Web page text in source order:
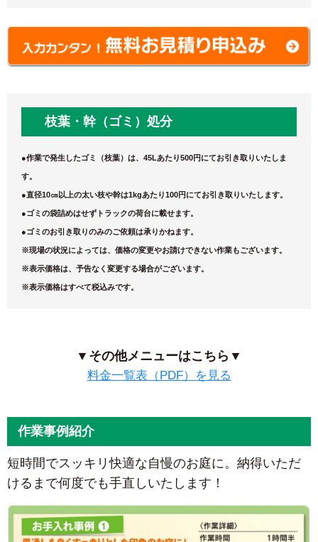
枝葉・幹（ゴミ）処分
●作業で発生したゴミ（枝葉）は、45Lあたり500円にてお引き取りいたしま
す。
●直径10㎝以上の太い枝や幹は1kgあたり100円にてお引き取りいたします。
●ゴミの袋詰めはせずトラックの荷台に載せます。
●ゴミのお引き取りのみのご依頼は承りかねます。
※現場の状況によっては、価格の変更やお請けできない作業もございます。
※表示価格は、予告なく変更する場合がございます。
※表示価格はすべて税込みです。
▼その他メニューはこちら▼
料金一覧表（PDF）を見る
作業事例紹介
短時間でスッキリ快適な自慢のお庭に。納得いただ
けるまで何度でも手直しいたします！